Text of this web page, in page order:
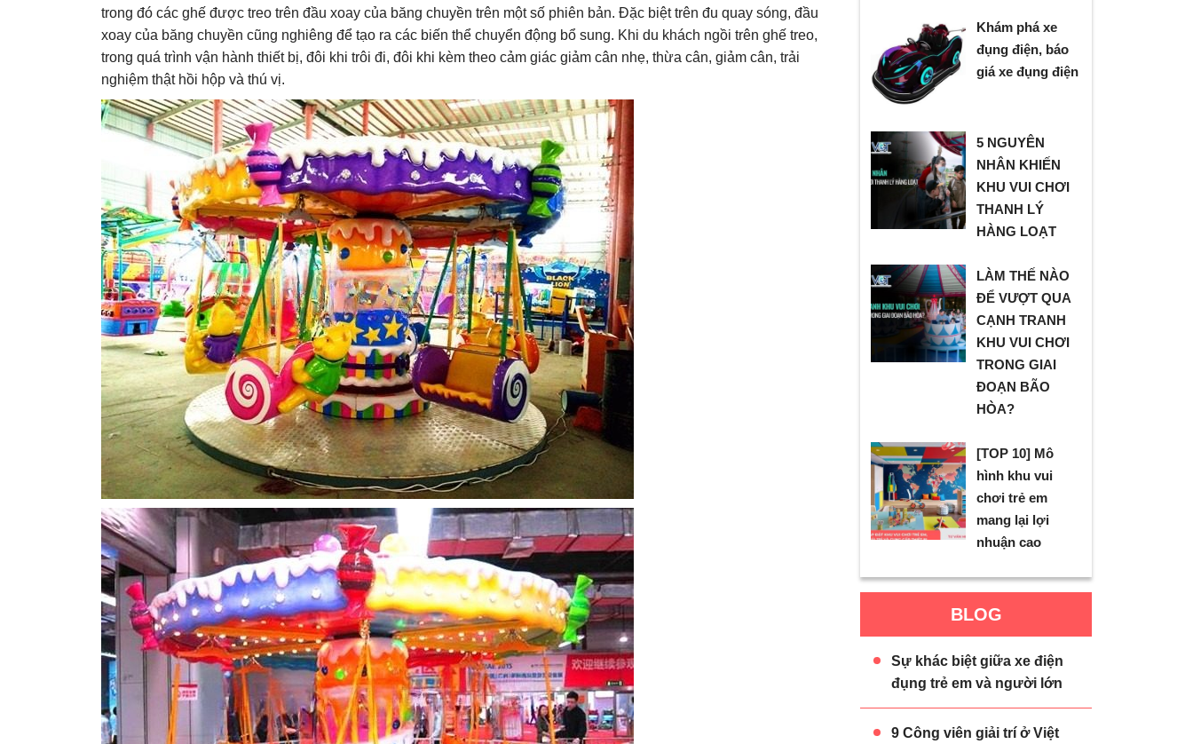
trong đó các ghế được treo trên đầu xoay của băng chuyền trên một số phiên bản. Đặc biệt trên đu quay sóng, đầu
xoay của băng chuyền cũng nghiêng để tạo ra các biến thể chuyển động bổ sung. Khi du khách ngồi trên ghế treo,
trong quá trình vận hành thiết bị, đôi khi trôi đi, đôi khi kèm theo cảm giác giảm cân nhẹ, thừa cân, giảm cân, trải
nghiệm thật hồi hộp và thú vị.
Khám phá xe
đụng điện, báo
giá xe đụng điện
5 NGUYÊN
NHÂN KHIẾN
KHU VUI CHƠI
THANH LÝ
HÀNG LOẠT
LÀM THẾ NÀO
ĐỂ VƯỢT QUA
CẠNH TRANH
KHU VUI CHƠI
TRONG GIAI
ĐOẠN BÃO
HÒA?
[TOP 10] Mô
hình khu vui
chơi trẻ em
mang lại lợi
nhuận cao
BLOG
Sự khác biệt giữa xe điện
đụng trẻ em và người lớn
9 Công viên giải trí ở Việt